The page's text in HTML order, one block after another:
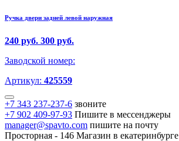
Ручка двери задней левой наружная
240 руб. 300 руб.
Заводской номер:
Артикул: 425559
+7 343 237-237-6 звоните
+7 902 409-97-93 Пишите в мессенджеры
manager@spavto.com пишите на почту
Просторная - 146 Магазин в екатеринбурге